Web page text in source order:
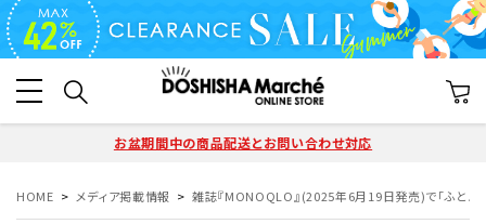
お盆期間中の商品配送とお問い合わせ対応
HOME メディア掲載情報 雑誌『MONOQLO』(2025年6月19日発売)で「ふとん